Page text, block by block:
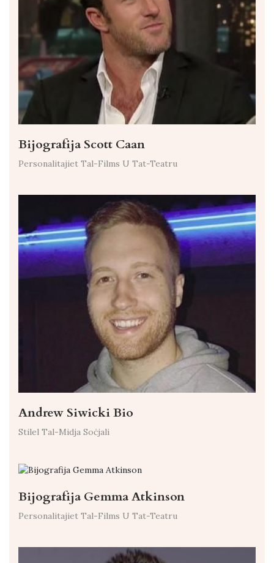
Bijografija Scott Caan
Personalitajiet Tal-Films U Tat-Teatru
Andrew Siwicki Bio
Stilel Tal-Midja Soċjali
Bijografija Gemma Atkinson
Personalitajiet Tal-Films U Tat-Teatru